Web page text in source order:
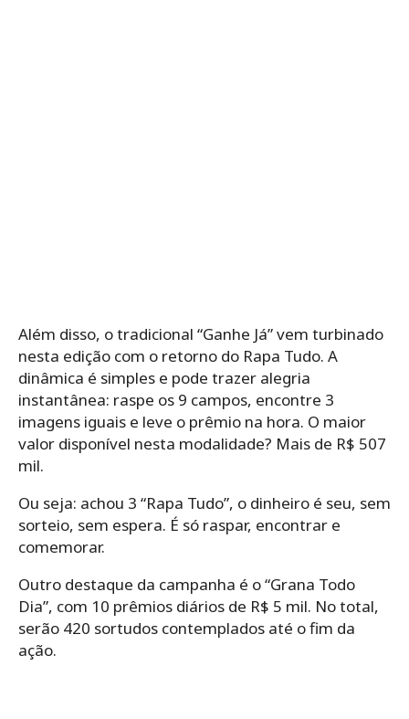
Além disso, o tradicional “Ganhe Já” vem turbinado
nesta edição com o retorno do Rapa Tudo. A
dinâmica é simples e pode trazer alegria
instantânea: raspe os 9 campos, encontre 3
imagens iguais e leve o prêmio na hora. O maior
valor disponível nesta modalidade? Mais de R$ 507
mil.
Ou seja: achou 3 “Rapa Tudo”, o dinheiro é seu, sem
sorteio, sem espera. É só raspar, encontrar e
comemorar.
Outro destaque da campanha é o “Grana Todo
Dia”, com 10 prêmios diários de R$ 5 mil. No total,
serão 420 sortudos contemplados até o fim da
ação.